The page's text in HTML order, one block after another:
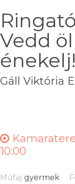
Vedd
énekelj!
Gáll Viktória
10:00
Műfaj gyermek